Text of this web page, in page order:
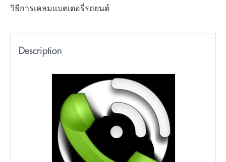
วิธีการเคลมแบตเตอรี่รถยนต์
Description